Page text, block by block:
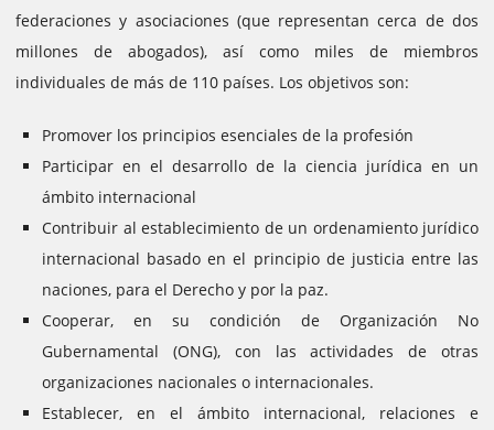
federaciones y asociaciones (que representan cerca de dos
millones de abogados), así como miles de miembros
individuales de más de 110 países. Los objetivos son:
Promover los principios esenciales de la profesión
Participar en el desarrollo de la ciencia jurídica en un
ámbito internacional
Contribuir al establecimiento de un ordenamiento jurídico
internacional basado en el principio de justicia entre las
naciones, para el Derecho y por la paz.
Cooperar, en su condición de Organización No
Gubernamental (ONG), con las actividades de otras
organizaciones nacionales o internacionales.
Establecer, en el ámbito internacional, relaciones e